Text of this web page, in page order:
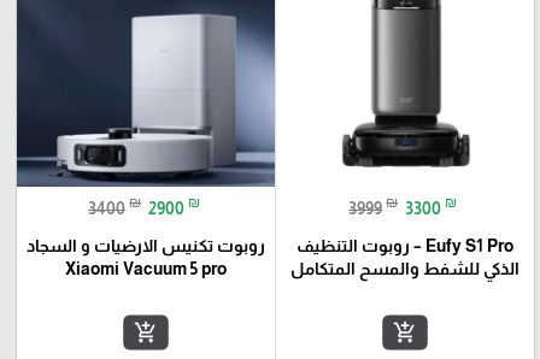
3999 ₪ 3300 ₪
Eufy S1 Pro – روبوت التنظيف
الذكي للشفط والمسح المتكامل
add_shopping_cart
3400 ₪ 2900 ₪
روبوت تكنيس الارضيات و السجاد
Xiaomi Vacuum 5 pro
add_shopping_cart